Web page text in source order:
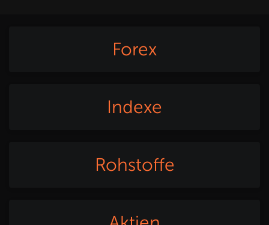
Forex
Indexe
Rohstoffe